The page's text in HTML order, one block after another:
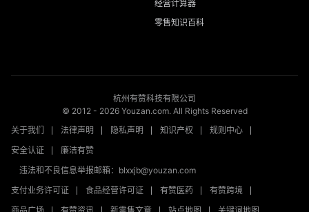
经营计算器
零售知识百科
杭州有赞科技有限公司
© 2012 - 2026Youzan.com. All Rights Reserved
关于我们
法律声明 隐私声明 知识产权
规则中心
安全认证
廉洁有赞
违法和不良信息举报邮箱：blxxjb@youzan.com
支付业务许可证
食品经营许可证 有赞医药
有赞跨境